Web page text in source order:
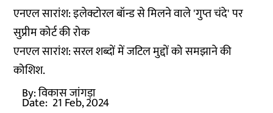
एनएल सारांश: इलेक्टोरल बॉन्ड से मिलने वाले 'गुप्त चंदे' पर
सुप्रीम कोर्ट की रोक
एनएल सारांश: सरल शब्दों में जटिल मुद्दों को समझाने की
कोशिश.
By:विकास जांगड़ा
Date: 21 Feb, 2024